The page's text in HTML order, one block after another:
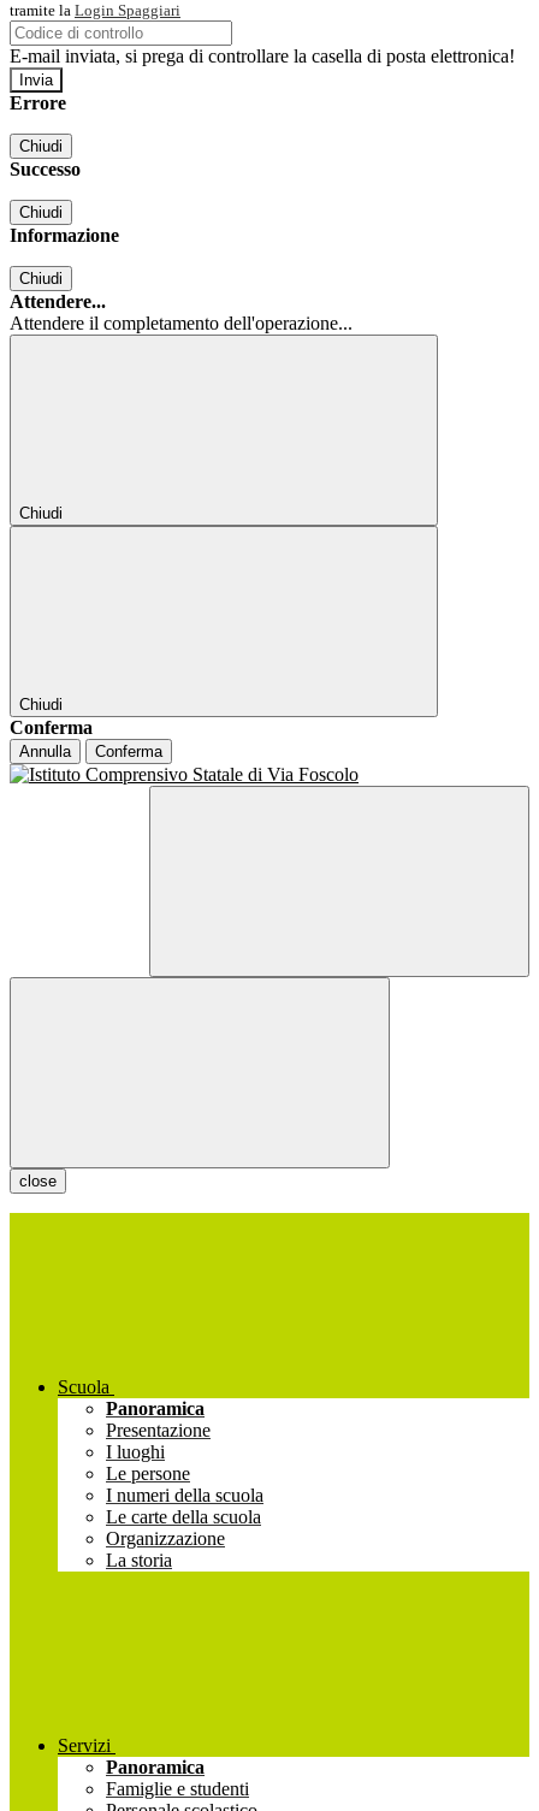
tramite la Login Spaggiari
E-mail inviata, si prega di controllare la casella di posta elettronica!
Errore
Chiudi
Successo
Chiudi
Informazione
Chiudi
Attendere...
Attendere il completamento dell'operazione...
Chiudi
Chiudi
Conferma
Annulla Conferma
close
Scuola
Panoramica
Presentazione
I luoghi
Le persone
I numeri della scuola
Le carte della scuola
Organizzazione
La storia
Servizi
Panoramica
Famiglie e studenti